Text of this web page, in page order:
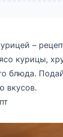
–
курицы,
блюда.
вкусов.